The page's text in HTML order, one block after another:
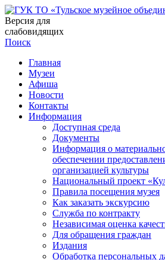
Версия для
слабовидящих
Поиск
Главная
Музеи
Афиша
Новости
Контакты
Информация
Доступная среда
Документы
Информация о
обеспечении
организацией культуры
Национальный проект
Правила посещения музея
Как заказать экскурсию
Служба по контракту
Независимая оценка
Для обращения граждан
Издания
Обработка персональных